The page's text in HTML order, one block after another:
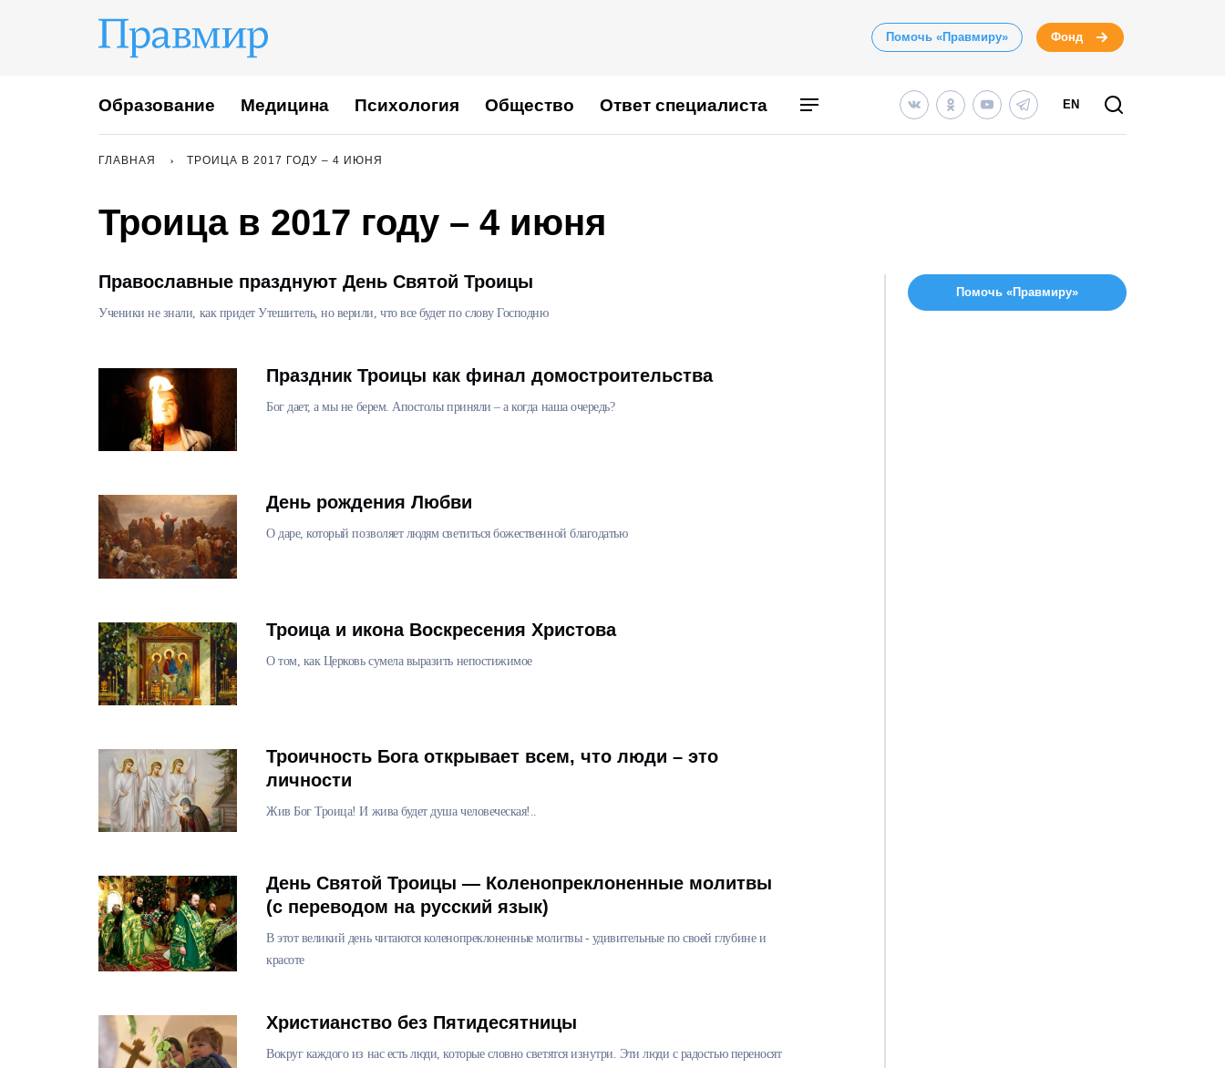
Помочь «Правмиру» Фонд
Образование Медицина Психология Общество Ответ специалиста EN
ГЛАВНАЯ ТРОИЦА В 2017 ГОДУ – 4 ИЮНЯ
Троица в 2017 году – 4 июня
Православные празднуют День Святой Троицы
Ученики не знали, как придет Утешитель, но верили, что все будет по слову Господню
Праздник Троицы как финал домостроительства
Бог дает, а мы не берем. Апостолы приняли – а когда наша очередь?
День рождения Любви
О даре, который позволяет людям светиться божественной благодатью
Троица и икона Воскресения Христова
О том, как Церковь сумела выразить непостижимое
Троичность Бога открывает всем, что люди – это
личности
Жив Бог Троица! И жива будет душа человеческая!..
День Святой Троицы — Коленопреклоненные молитвы
(с переводом на русский язык)
В этот великий день читаются коленопреклоненные молитвы - удивительные по своей глубине и
красоте
Христианство без Пятидесятницы
Вокруг каждого из нас есть люди, которые словно светятся изнутри. Эти люди с радостью переносят
Помочь «Правмиру»